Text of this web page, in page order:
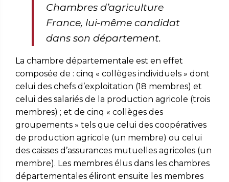
Chambres d’agriculture
France, lui-même candidat
dans son département.
La chambre départementale est en effet
composée de : cinq « collèges individuels » dont
celui des chefs d’exploitation (18 membres) et
celui des salariés de la production agricole (trois
membres) ; et de cinq « collèges des
groupements » tels que celui des coopératives
de production agricole (un membre) ou celui
des caisses d’assurances mutuelles agricoles (un
membre). Les membres élus dans les chambres
départementales éliront ensuite les membres